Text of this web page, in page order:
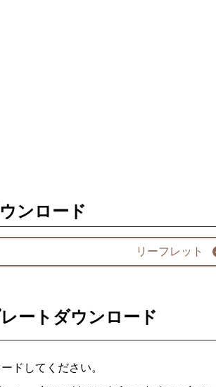
ンロード
リーフレット
ートダウンロード
ドしてください。